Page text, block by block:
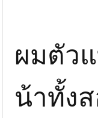
ผมตัว
น้าทั้ง